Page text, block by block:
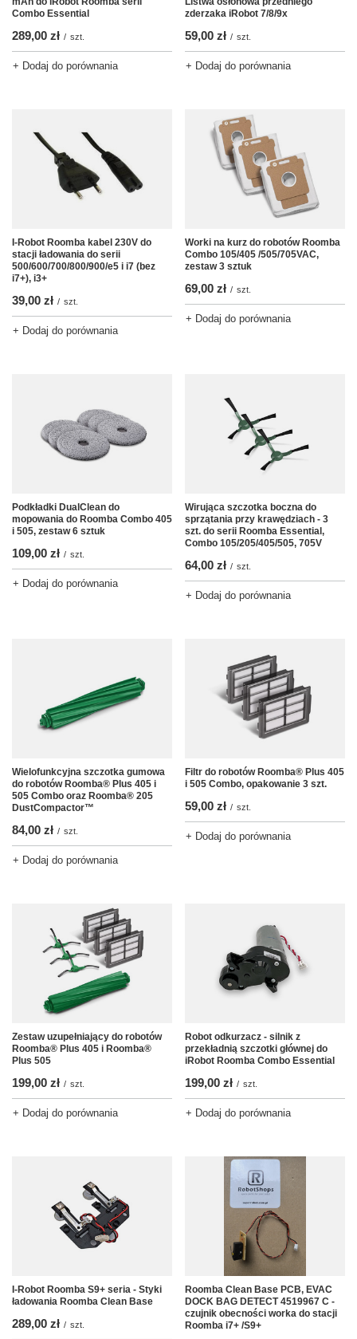
Combo Essential
289,00 zł / szt.
+ Dodaj do porównania
zderzaka iRobot 7/8/9x
59,00 zł / szt.
+ Dodaj do porównania
I-Robot Roomba kabel 230V do
stacji ładowania do serii
500/600/700/800/900/e5 i i7 (bez
i7+), i3+
39,00 zł / szt.
+ Dodaj do porównania
Worki na kurz do robotów Roomba
Combo 105/405 /505/705VAC,
zestaw 3 sztuk
69,00 zł / szt.
+ Dodaj do porównania
Podkładki DualClean do
mopowania do Roomba Combo 405
i 505, zestaw 6 sztuk
109,00 zł / szt.
+ Dodaj do porównania
Wirująca szczotka boczna do
sprzątania przy krawędziach - 3
szt. do serii Roomba Essential,
Combo 105/205/405/505, 705V
64,00 zł / szt.
+ Dodaj do porównania
Wielofunkcyjna szczotka gumowa
do robotów Roomba® Plus 405 i
505 Combo oraz Roomba® 205
DustCompactor™
84,00 zł / szt.
+ Dodaj do porównania
Filtr do robotów Roomba® Plus 405
i 505 Combo, opakowanie 3 szt.
59,00 zł / szt.
+ Dodaj do porównania
Zestaw uzupełniający do robotów
Roomba® Plus 405 i Roomba®
Plus 505
199,00 zł / szt.
+ Dodaj do porównania
Robot odkurzacz - silnik z
przekładnią szczotki głównej do
iRobot Roomba Combo Essential
199,00 zł / szt.
+ Dodaj do porównania
I-Robot Roomba S9+ seria - Styki
ładowania Roomba Clean Base
289,00 zł / szt.
Roomba Clean Base PCB, EVAC
DOCK BAG DETECT 4519967 C -
czujnik obecności worka do stacji
Roomba i7+ /S9+